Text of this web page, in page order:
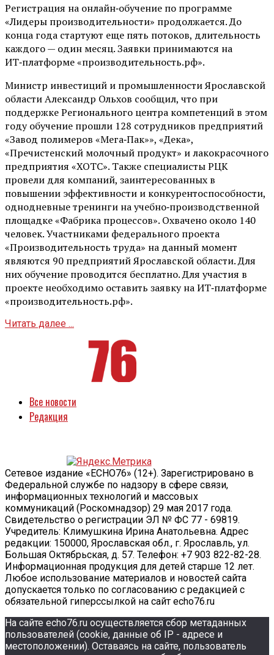
Регистрация на онлайн‑обучение по программе
«Лидеры производительности» продолжается. До
конца года стартуют еще пять потоков, длительность
каждого — один месяц. Заявки принимаются на
ИТ‑платформе «производительность.рф».
Министр инвестиций и промышленности Ярославской
области Александр Ольхов сообщил, что при
поддержке Регионального центра компетенций в этом
году обучение прошли 128 сотрудников предприятий
«Завод полимеров «Мега‑Пак»», «Дека»,
«Пречистенский молочный продукт» и лакокрасочного
предприятия «ХОТС». Также специалисты РЦК
провели для компаний, заинтересованных в
повышении эффективности и конкурентоспособности,
однодневные тренинги на учебно‑производственной
площадке «Фабрика процессов». Охвачено около 140
человек. Участниками федерального проекта
«Производительность труда» на данный момент
являются 90 предприятий Ярославской области. Для
них обучение проводится бесплатно. Для участия в
проекте необходимо оставить заявку на ИТ‑платформе
«производительность.рф».
Читать далее ...
Все новости
Редакция
Сетевое издание «ECHO76» (12+). Зарегистрировано в
Федеральной службе по надзору в сфере связи,
информационных технологий и массовых
коммуникаций (Роскомнадзор) 29 мая 2017 года.
Свидетельство о регистрации ЭЛ № ФС 77 - 69819.
Учредитель: Климушкина Ирина Анатольевна. Адрес
редакции: 150000, Ярославская обл., г. Ярославль, ул.
Большая Октябрьская, д. 57. Телефон: +7 903 822-82-28.
Информационная продукция для детей старше 12 лет.
Любое использование материалов и новостей сайта
допускается только по согласованию с редакцией с
обязательной гиперссылкой на сайт echo76.ru
На сайте echo76.ru осуществляется сбор метаданных
пользователей (cookie, данные об IP - адресе и
местоположении). Оставаясь на сайте, пользователь